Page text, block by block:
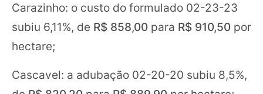
Carazinho: o custo do formulado 02-23-23
subiu 6,11%, de R$ 858,00 para R$ 910,50 por
hectare;
Cascavel: a adubação 02-20-20 subiu 8,5%,